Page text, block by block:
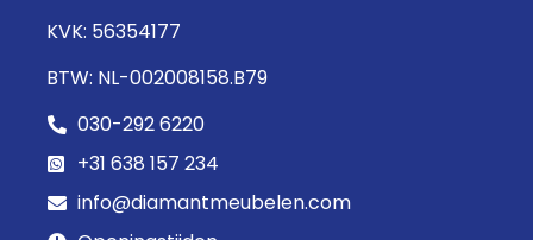
KVK: 56354177
BTW: NL-002008158.B79
030-292 6220
+31 638 157 234
info@diamantmeubelen.com